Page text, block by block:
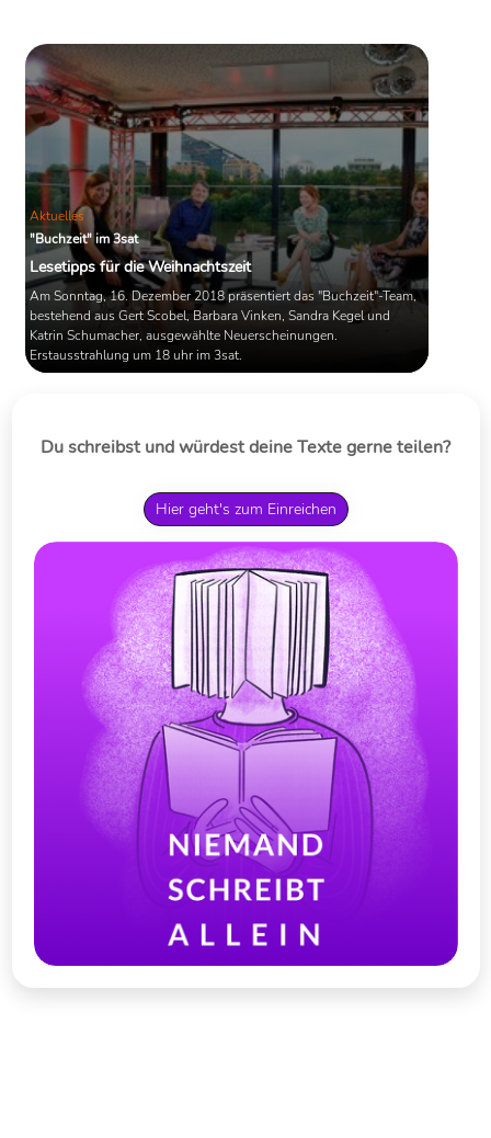
Scobel am Sonntag, 17. März 2019,
18.00 Uhr im 3sat. Eine kurze
Buchvorstellung.
Aktuelles
"Buchzeit" im 3sat
Lesetipps für die Weihnachtszeit
Am Sonntag, 16. Dezember 2018 präsentiert das "Buchzeit"-Team,
bestehend aus Gert Scobel, Barbara Vinken, Sandra Kegel und
Katrin Schumacher, ausgewählte Neuerscheinungen.
Erstausstrahlung um 18 uhr im 3sat.
Du schreibst und würdest deine Texte gerne teilen?
Hier geht's zum Einreichen